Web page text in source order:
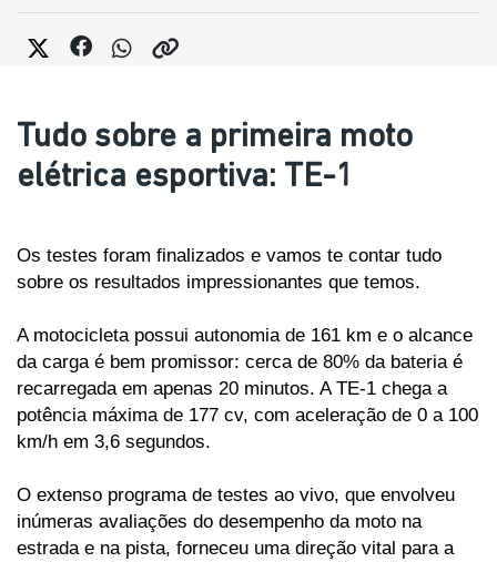
Tudo sobre a primeira moto
elétrica esportiva: TE-1
Os testes foram finalizados e vamos te contar tudo
sobre os resultados impressionantes que temos.
A motocicleta possui autonomia de 161 km e o alcance
da carga é bem promissor: cerca de 80% da bateria é
recarregada em apenas 20 minutos. A TE-1 chega a
potência máxima de 177 cv, com aceleração de 0 a 100
km/h em 3,6 segundos.
O extenso programa de testes ao vivo, que envolveu
inúmeras avaliações do desempenho da moto na
estrada e na pista, forneceu uma direção vital para a